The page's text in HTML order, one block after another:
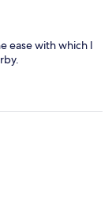
ease with which I